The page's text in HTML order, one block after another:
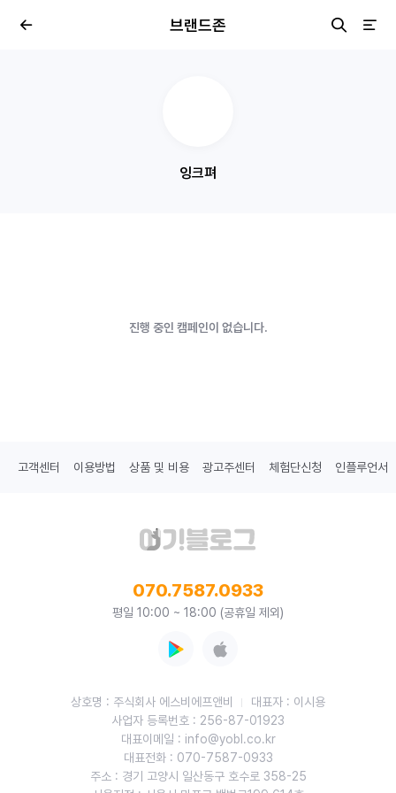
브랜드존
잉크펴
진행 중인 캠페인이 없습니다.
고객센터 이용방법 상품 및 비용 광고주센터 체험단신청 인플루언서
070.7587.0933
평일 10:00 ~ 18:00 (공휴일 제외)
상호명 : 주식회사 에스비에프앤비
대표자 : 이시용
사업자 등록번호 : 256-87-01923
대표이메일 : info@yobl.co.kr
대표전화 : 070-7587-0933
주소 : 경기 고양시 일산동구 호수로 358-25